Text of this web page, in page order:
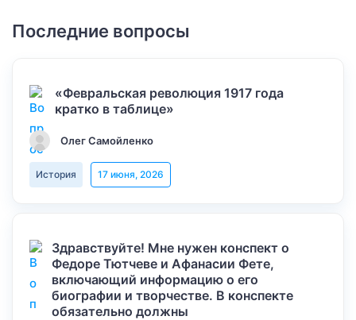
Последние вопросы
«Февральская революция 1917 года
кратко в таблице»
Олег Самойленко
История 17 июня, 2026
Здравствуйте! Мне нужен конспект о
Федоре Тютчеве и Афанасии Фете,
включающий информацию о его
биографии и творчестве. В конспекте
обязательно должны